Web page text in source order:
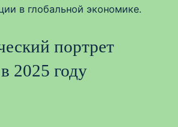
в глобальной экономике.
портрет
2025 году